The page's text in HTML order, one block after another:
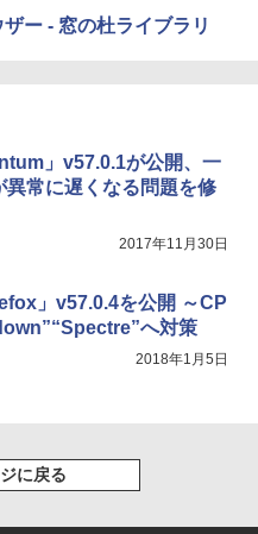
ライト、最大8週間持続バッ
Kindle Scribe Colorsoft |
ーディスプレイ、64GBスト
節ライト、プレミアムペン付
ー - 窓の杜ライブラリ
」v57.0.1が公開、一
異常に遅くなる問題を修
2017年11月30日
」v57.0.4を公開 ～CP
へ対策
2018年1月5日
に戻る